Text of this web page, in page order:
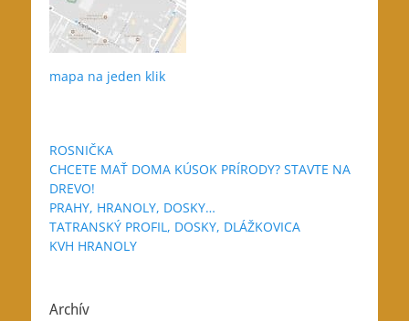
mapa na jeden klik
ROSNIČKA
CHCETE MAŤ DOMA KÚSOK PRÍRODY? STAVTE NA
DREVO!
PRAHY, HRANOLY, DOSKY…
TATRANSKÝ PROFIL, DOSKY, DLÁŽKOVICA
KVH HRANOLY
Archív